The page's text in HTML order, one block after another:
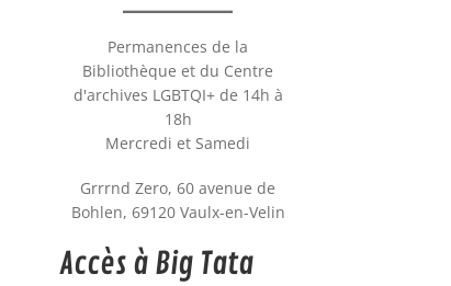
Permanences de la
Bibliothèque et du Centre
d'archives LGBTQI+ de 14h à
18h
Mercredi et Samedi
Grrrnd Zero, 60 avenue de
Bohlen, 69120 Vaulx-en-Velin
Accès à Big Tata